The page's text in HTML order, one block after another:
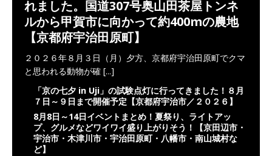
れました。国道307号奥山田茶屋トンネ
ルから甲賀市に向かって約400mの農地
【京都府宇治田原町】
２０２６年８月３日（月）夕方、京都府宇治田原町でクマ
と思われる動物が確 [...]
「京の七夕 in Uji」の試験点灯に行ってきました！８月
７日～９日まで開催予定【京都府宇治市／２０２６】
8月8日～14日イベントまとめ！夏祭り、ライトアッ
プ、グルメなどワイワイ盛り上がりそう！【京田辺市・
宇治市・木津川市・宇治田原町・八幡市・南山城村な
ど】